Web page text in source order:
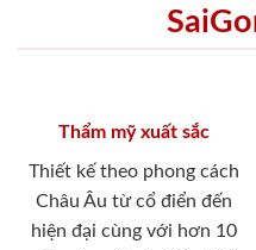
Thẩm mỹ xuất sắc
Thiết kế theo phong cách
Châu Âu từ cổ điển đến
hiện đại cùng với hơn 10